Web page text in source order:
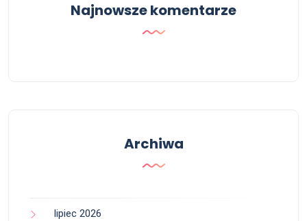
Najnowsze komentarze
Archiwa
lipiec 2026